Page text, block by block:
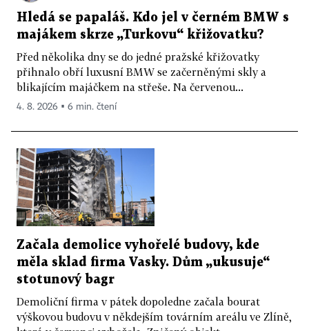
Hledá se papaláš. Kdo jel v černém BMW s
majákem skrze „Turkovu“ křižovatku?
Před několika dny se do jedné pražské křižovatky
přihnalo obří luxusní BMW se začerněnými skly a
blikajícím majáčkem na střeše. Na červenou...
4. 8. 2026 ▪ 6 min. čtení
Začala demolice vyhořelé budovy, kde
měla sklad firma Vasky. Dům „ukusuje“
stotunový bagr
Demoliční firma v pátek dopoledne začala bourat
výškovou budovu v někdejším továrním areálu ve Zlíně,